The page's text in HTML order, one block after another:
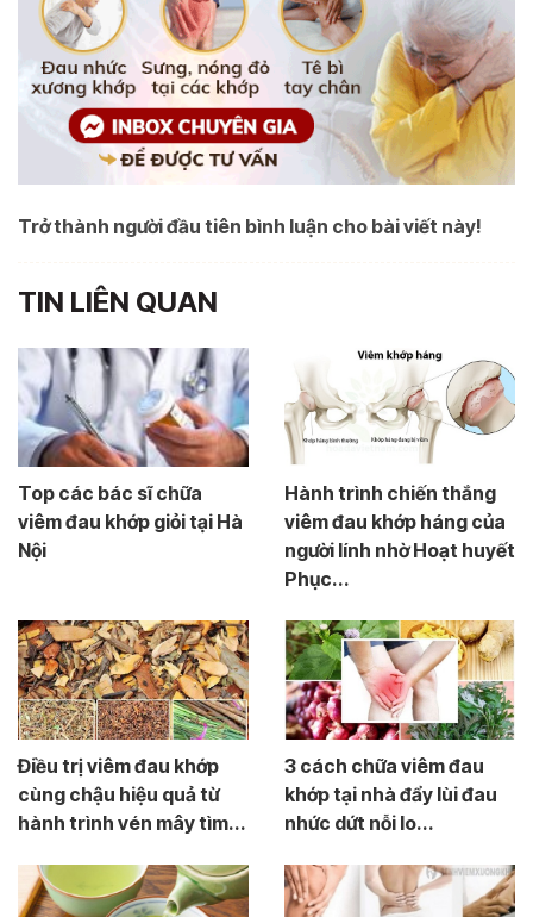
Trở thành người đầu tiên bình luận cho bài viết này!
TIN LIÊN QUAN
Top các bác sĩ chữa
viêm đau khớp giỏi tại Hà
Nội
Hành trình chiến thắng
viêm đau khớp háng của
người lính nhờ Hoạt huyết
Phục...
Điều trị viêm đau khớp
cùng chậu hiệu quả từ
hành trình vén mây tìm...
3 cách chữa viêm đau
khớp tại nhà đẩy lùi đau
nhức dứt nỗi lo...